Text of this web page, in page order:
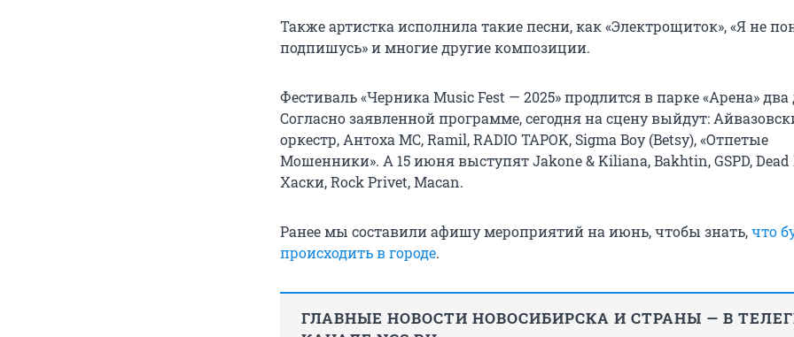
Также артистка исполнила такие песни, как «Электрощиток», «Я не
подпишусь» и многие другие композиции.
Фестиваль «Черника Music Fest — 2025» продлится в парке «Арена» два
Согласно заявленной программе, сегодня на сцену выйдут:
оркестр, Антоха МС, Ramil, RADIO TAPOK, Sigma Boy (Betsy), «Отпетые
Мошенники». А 15 июня выступят Jakone & Kiliana, Bakhtin, GSPD, Dead
Хаски, Rock Privet, Macan.
Ранее мы составили афишу мероприятий на июнь, чтобы знать,что
происходить в городе.
ГЛАВНЫЕ НОВОСТИ НОВОСИБИРСКА И СТРАНЫ — В